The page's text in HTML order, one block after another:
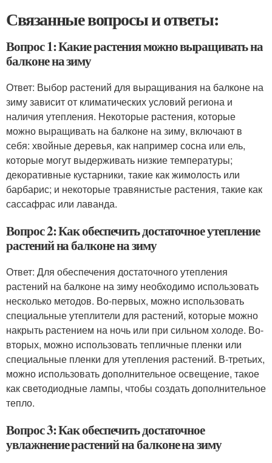
Связанные вопросы и ответы:
Вопрос 1: Какие растения можно выращивать на
балконе на зиму
Ответ: Выбор растений для выращивания на балконе на
зиму зависит от климатических условий региона и
наличия утепления. Некоторые растения, которые
можно выращивать на балконе на зиму, включают в
себя: хвойные деревья, как например сосна или ель,
которые могут выдерживать низкие температуры;
декоративные кустарники, такие как жимолость или
барбарис; и некоторые травянистые растения, такие как
сассафрас или лаванда.
Вопрос 2: Как обеспечить достаточное утепление
растений на балконе на зиму
Ответ: Для обеспечения достаточного утепления
растений на балконе на зиму необходимо использовать
несколько методов. Во-первых, можно использовать
специальные утеплители для растений, которые можно
накрыть растением на ночь или при сильном холоде. Во-
вторых, можно использовать тепличные пленки или
специальные пленки для утепления растений. В-третьих,
можно использовать дополнительное освещение, такое
как светодиодные лампы, чтобы создать дополнительное
тепло.
Вопрос 3: Как обеспечить достаточное
увлажнение растений на балконе на зиму